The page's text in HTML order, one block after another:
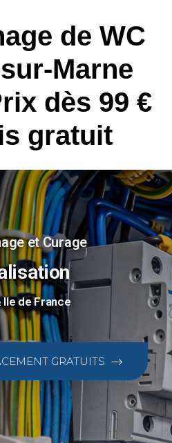
de WC
Marne
dès 99 €
gratuit
et Curage
Ile de France
GRATUITS